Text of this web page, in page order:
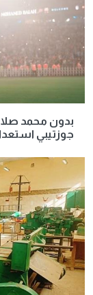
بدون محمد
جوزتيبي